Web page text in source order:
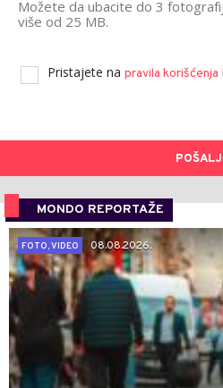
Možete da ubacite do 3
više od 25 MB.
Pristajete na pravila korišćenja
MONDO REPORTAŽE
FOTO, VIDEO
08.08.2026.